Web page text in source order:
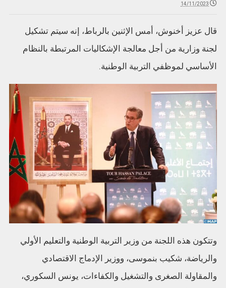
14/11/2023
قال عزيز أخنوش، أمس الإثنين بالرباط، إنه سيتم تشكيل
لجنة وزارية من أجل معالجة الإشكاليات المرتبطة بالنظام
الأساسي لموظفي التربية الوطنية.
وتتكون هذه اللجنة من وزير التربية الوطنية والتعليم الأولي
والرياضة، ‏شكيب بنموسى، ووزير الإدماج الاقتصادي
والمقاولة الصغرى والتشغيل والكفاءات، يونس السكوري،